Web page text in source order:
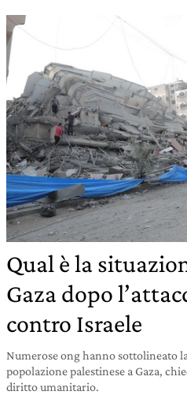
Qual è la
Gaza dopo
contro Israele
Numerose ong hanno sottolineato
popolazione palestinese a Gaza,
diritto umanitario.